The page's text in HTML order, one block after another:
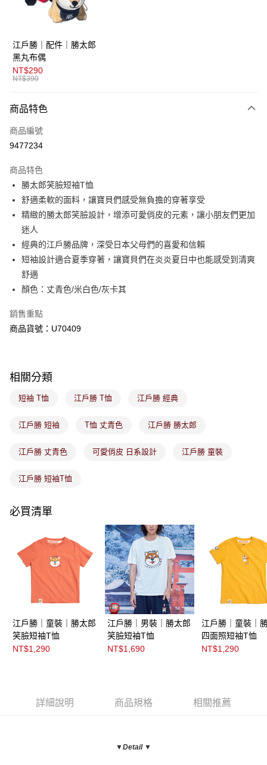
【關於「AFTEE先享後付」】
便利好安心！
１．簡單：不需註冊會員、不需綁卡、不需儲值。
２．便利：只要手機號碼，簡訊認證，即可結帳。
３．安心：先確認商品／服務後，再付款。
１．於結帳方式選擇「AFTEE先享後付」後，將跳轉至「AFTEE先享後付」
２．訂單成立數日內，您將收到繳費通知簡訊。
３．收到繳費通知簡訊後14天內，點擊此簡訊中的連結，可透過四大超商／
購買商品的店家。未經商家同意取消之訂單仍視為有效，需透過AFTEE先享
後付繳納相關費用。
※ 交易是否成功請以「AFTEE先享後付 」之結帳頁面顯示為準，若有關於
是否繳費成功／繳費後需取消欲退款等相關疑問，請聯繫「AFTEE先享後付
客戶支援中心」https://netprotections.freshdesk.com/support/home
１．透過由恩沛科技股份有限公司提供之「AFTEE先享後付」服務完成之交
易，需依本服務之必要範圍內提供個人資料，並將交易相關給付款項請求債
權轉讓予恩沛科技股份有限公司。
２．關於個人資料處理事宜，請瀏覽以下網址：
https://aftee.tw/terms/#terms3
「AFTEE先享後付」，若未經同意申辦者引起之損失，本公司不負相關責
任。
４．使用「AFTEE先享後付」時，將依據個別帳號之用戶狀況，依本公司即
恩沛科技股份有限公司將有權停止該用戶之使用額度並採取法律行動。
運送方式
全家取貨付款
免運費
免運費
付款後萊爾富取貨
免運費
7-11取貨付款
免運費
付款後7-11取貨
免運費
宅配
免運費
江戶勝｜配件｜勝太郎
黑丸布偶
NT$290
NT$390
商品特色
商品編號
9477234
商品特色
勝太郎笑臉短袖T恤
舒適柔軟的面料，讓寶貝們感受無負擔的穿著享受
精緻的勝太郎笑臉設計，增添可愛俏皮的元素，讓小朋友們更加
迷人
經典的江戶勝品牌，深受日本父母們的喜愛和信賴
短袖設計適合夏季穿著，讓寶貝們在炎炎夏日中也能感受到清爽
舒適
顏色：丈青色/米白色/灰卡其
銷售重點
商品貨號：U70409
相關分類
短袖 T恤 江戶勝 T恤 江戶勝 經典
江戶勝 短袖 T恤 丈青色 江戶勝 勝太郎
江戶勝 丈青色 可愛俏皮 日系設計 江戶勝 童裝
江戶勝 短袖T恤
必買清單
江戶勝｜童裝｜勝太郎
笑臉短袖T恤
NT$1,290
江戶勝｜男裝｜勝太郎
笑臉短袖T恤
NT$1,690
江戶勝｜童裝｜
四面照短袖T恤
NT$1,290
詳細說明 商品規格 相關推薦
▼Detail ▼